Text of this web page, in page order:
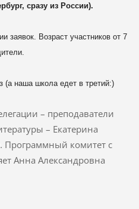
сразу из России).
заявок. Возраст участников от 7
(а наша школа едет в третий:)
– преподаватели
– Екатерина
Программный комитет с
Анна Александровна